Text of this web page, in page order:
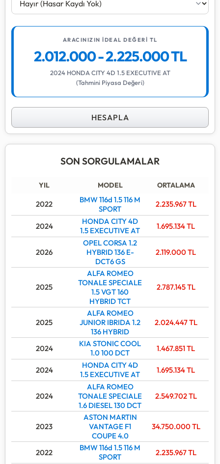
ARACINIZIN İDEAL DEĞERİ TL
2.012.000 - 2.225.000 TL
2024 HONDA CITY 4D 1.5 EXECUTIVE AT
(Tahmini Piyasa Değeri)
HESAPLA
SON SORGULAMALAR
YIL MODEL ORTALAMA
2022
BMW 116d 1.5 116 M
SPORT
2.235.967TL
2024
HONDA CITY 4D
1.5 EXECUTIVE AT
1.695.134TL
2026
OPEL CORSA 1.2
HYBRID 136 E-
DCT6 GS
2.119.000TL
2025
ALFA ROMEO
TONALE SPECIALE
1.5 VGT 160
HYBRID TCT
2.787.145TL
2025
ALFA ROMEO
JUNIOR IBRIDA 1.2
136 HYBRID
2.024.447TL
2024
KIA STONIC COOL
1.0 100 DCT
1.467.851TL
2024
HONDA CITY 4D
1.5 EXECUTIVE AT
1.695.134TL
2024
ALFA ROMEO
TONALE SPECIALE
1.6 DIESEL 130 DCT
2.549.702TL
2023
ASTON MARTIN
VANTAGE F1
COUPE 4.0
34.750.000TL
2022
BMW 116d 1.5 116 M
SPORT
2.235.967TL